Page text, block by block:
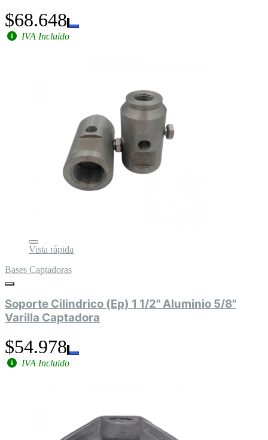
$68.648
IVA Incluido
Vista rápida
Bases Captadoras
Soporte Cilindrico (Ep) 1 1/2" Aluminio 5/8"
Varilla Captadora
$54.978
IVA Incluido